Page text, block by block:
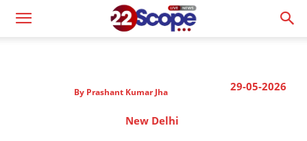
29-05-2026
By Prashant Kumar Jha
New Delhi